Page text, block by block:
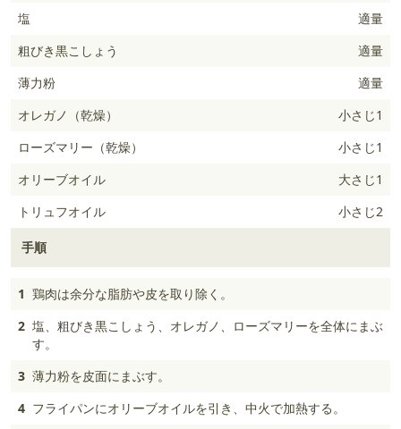
塩
適量
粗びき黒こしょう
適量
薄力粉
適量
オレガノ（乾燥）
小さじ1
ローズマリー（乾燥）
小さじ1
オリーブオイル
大さじ1
トリュフオイル
小さじ2
手順
1 鶏肉は余分な脂肪や皮を取り除く。
2 塩、粗びき黒こしょう、オレガノ、ローズマリーを全体にまぶ
す。
3 薄力粉を皮面にまぶす。
4 フライパンにオリーブオイルを引き、中火で加熱する。